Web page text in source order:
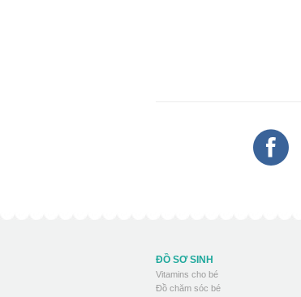
ĐỒ SƠ SINH
Vitamins cho bé
Đồ chăm sóc bé